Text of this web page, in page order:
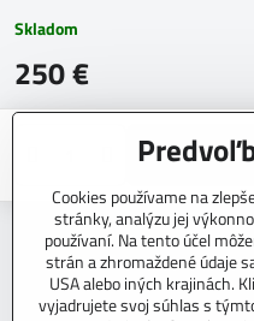
Skladom
250 €
Otázka k produktu
Výrobca: CARTEX
Cookies používame na
stránky, analýzu jej
používaní. Na tento účel
strán a zhromaždené údaje
USA alebo iných krajinách.
vyjadrujete svoj súhlas s